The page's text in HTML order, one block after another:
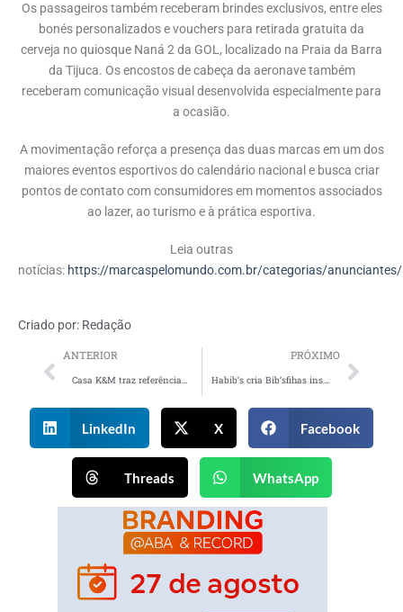
Os passageiros também receberam brindes exclusivos, entre eles
bonés personalizados e vouchers para retirada gratuita da
cerveja no quiosque Naná 2 da GOL, localizado na Praia da Barra
da Tijuca. Os encostos de cabeça da aeronave também
receberam comunicação visual desenvolvida especialmente para
a ocasião.
A movimentação reforça a presença das duas marcas em um dos
maiores eventos esportivos do calendário nacional e busca criar
pontos de contato com consumidores em momentos associados
ao lazer, ao turismo e à prática esportiva.
Leia outras
notícias: https://marcaspelomundo.com.br/categorias/anunciantes/
Criado por: Redação
ANTERIOR
Casa K&M traz referências da perfumaria árabe para o mercado de home care
PRÓXIMO
Habib’s cria Bib’sfihas inspiradas em seis países apaixonados por futebol
LinkedIn X Facebook
Threads WhatsApp